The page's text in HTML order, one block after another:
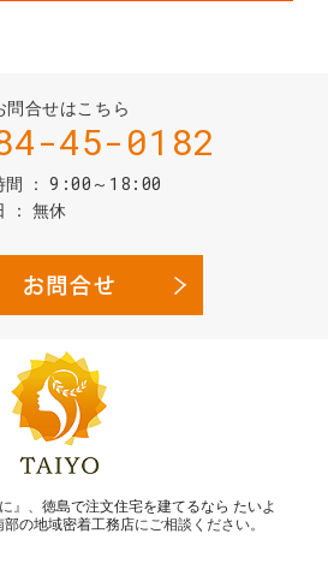
問合せはこちら
45-0182
間 9:00～18:00
無休
』、 徳島で注文住宅を建てるなら たいよ
部の地域密着工務店にご相談ください。